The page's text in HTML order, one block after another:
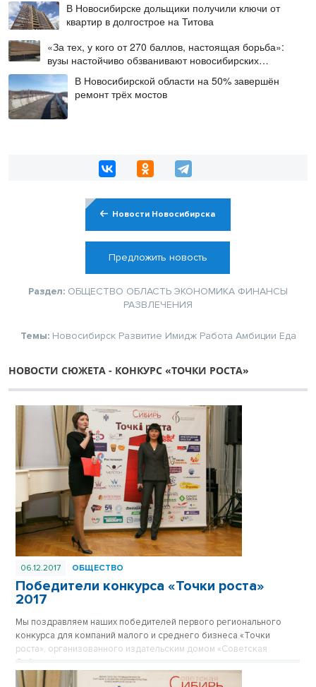
В Новосибирске дольщики получили ключи от
квартир в долгострое на Титова
«За тех, у кого от 270 баллов, настоящая борьба»:
вузы настойчиво обзванивают новосибирских
высокобалльников перед зачислением
В Новосибирской области на 50% завершён
ремонт трёх мостов
Новости Новосибирска
Предложить новость
Раздел: ОБЩЕСТВО ОБЛАСТЬ ЭКОНОМИКА ФИНАНСЫ
РАЗВЛЕЧЕНИЯ
Темы: Новосибирск Развитие Имидж Работа Амбиции Еда
НОВОСТИ СЮЖЕТА - КОНКУРС «ТОЧКИ РОСТА»
06.12.2017 ОБЩЕСТВО
Победители конкурса «Точки роста»
2017
Мы поздравляем наших победителей первого регионального
конкурса для компаний малого и среднего бизнеса «Точки
роста», организованного издательским домом «Советская
Сибирь» при поддержке министерства промышленности, торговли
и развития предпринимательства и министерства культуры